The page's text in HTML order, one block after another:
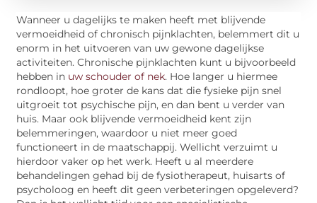
Wanneer u dagelijks te maken heeft met blijvende
vermoeidheid of chronisch pijnklachten, belemmert dit u
enorm in het uitvoeren van uw gewone dagelijkse
activiteiten. Chronische pijnklachten kunt u bijvoorbeeld
hebben in uw schouder of nek. Hoe langer u hiermee
rondloopt, hoe groter de kans dat die fysieke pijn snel
uitgroeit tot psychische pijn, en dan bent u verder van
huis. Maar ook blijvende vermoeidheid kent zijn
belemmeringen, waardoor u niet meer goed
functioneert in de maatschappij. Wellicht verzuimt u
hierdoor vaker op het werk. Heeft u al meerdere
behandelingen gehad bij de fysiotherapeut, huisarts of
psycholoog en heeft dit geen verbeteringen opgeleverd?